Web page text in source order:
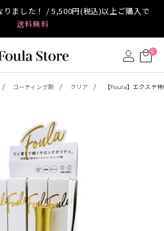
りました！ / 5,500円(税込)以上ご購入で
送料無料
0
コーティング剤 クリア 【Foula】エクステ